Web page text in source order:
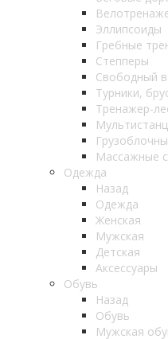
Эллипсоиды
Гребные
Степперы
Свободный
Турники,
Тренажер-
Массажные
Одежда
Назад
Одежда
Женская
Мужская
Детская
Аксессуары
Обувь
Назад
Обувь
Мужская